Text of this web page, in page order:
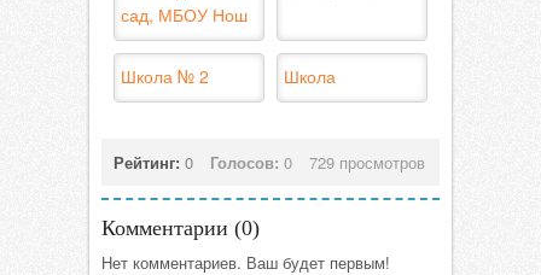
сад, МБОУ Нош
Школа № 2 Школа
Рейтинг: 0 Голосов: 0 729 просмотров
Комментарии (0)
Нет комментариев. Ваш будет первым!